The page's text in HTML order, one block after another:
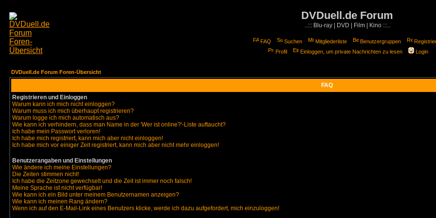
DVDuell.de Forum
..::: Blu-ray | DVD | Film | Kino :::..
FAQ Suchen Mitgliederliste Benutzergruppen
Profil
Einloggen, um private Nachrichten zu lesen Login
DVDuell.de Forum Foren-Übersicht
FAQ
Registrieren und Einloggen
Warum kann ich mich nicht einloggen?
Warum muss ich mich überhaupt registrieren?
Warum logge ich mich automatisch aus?
Wie kann ich verhindern, dass man Name in der 'Wer ist online?'-Liste auftaucht?
Ich habe mein Passwort verloren!
Ich habe mich registriert, kann mich aber nicht einloggen!
Ich habe mich vor einiger Zeit registriert, kann mich aber nicht mehr einloggen!
Benutzerangaben und Einstellungen
Wie ändere ich meine Einstellungen?
Die Zeiten stimmen nicht!
Ich habe die Zeitzone gewechselt und die Zeit ist immer noch falsch!
Meine Sprache ist nicht verfügbar!
Wie kann ich ein Bild unter meinem Benutzernamen anzeigen?
Wie kann ich meinen Rang ändern?
Wenn ich auf den E-Mail-Link eines Benutzers klicke, werde ich dazu aufgefordert, mich einzuloggen!